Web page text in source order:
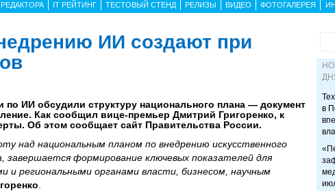
IT РЕЙТИНГ ТЕСТОВЫЙ СТЕНД РЕЛИЗЫ ВИДЕО ФОТОГАЛЕРЕЯ
ИИ создают при
ИИ обсудили структуру национального плана — документ
Как сообщил вице-премьер Дмитрий Григоренко, к
Об этом сообщает сайт Правительства России.
над национальным планом по внедрению искусственного
формирование ключевых показателей для
региональными органами власти, бизнесом, научным
в